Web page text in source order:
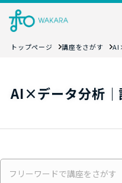
トップページ 講座をさがす
AI×データ分析｜